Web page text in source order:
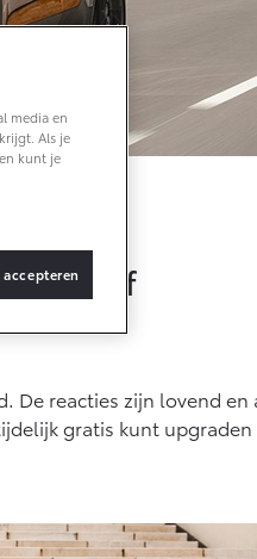
Touring
ELEKTRISCH
€ 48.995,-
ELEKTRISCH
positief
De reacties zijn lovend
gratis kunt upgraden
media en
Als je
kunt je